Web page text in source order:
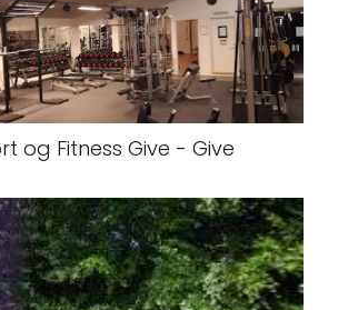
og Fitness Give - Give